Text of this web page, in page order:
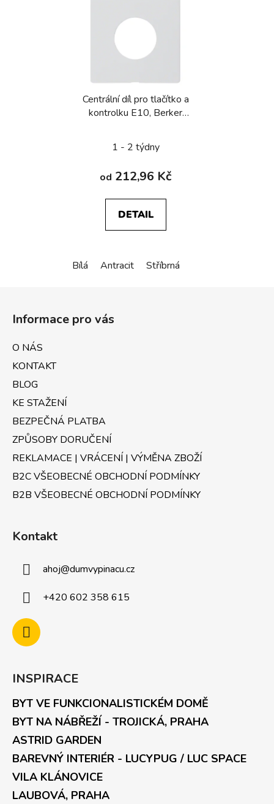
Centrální díl pro tlačítko a
kontrolku E10, Berker
1 - 2 týdny
od 212,96 Kč
DETAIL
Bílá Antracit Stříbrná
Informace pro vás
O NÁS
KONTAKT
BLOG
KE STAŽENÍ
BEZPEČNÁ PLATBA
ZPŮSOBY DORUČENÍ
REKLAMACE | VRÁCENÍ | VÝMĚNA ZBOŽÍ
B2C VŠEOBECNÉ OBCHODNÍ PODMÍNKY
B2B VŠEOBECNÉ OBCHODNÍ PODMÍNKY
Kontakt
ahoj@dumvypinacu.cz
+420 602 358 615
INSPIRACE
BYT VE FUNKCIONALISTICKÉM DOMĚ
BYT NA NÁBŘEŽÍ - TROJICKÁ, PRAHA
ASTRID GARDEN
BAREVNÝ INTERIÉR - LUCYPUG / LUC SPACE
VILA KLÁNOVICE
LAUBOVÁ, PRAHA